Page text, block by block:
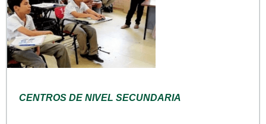
CENTROS DE NIVEL SECUNDARIA